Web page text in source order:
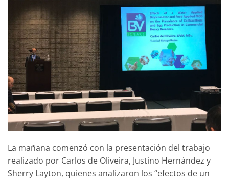
La mañana comenzó con la presentación del trabajo
realizado por Carlos de Oliveira, Justino Hernández y
Sherry Layton, quienes analizaron los “efectos de un